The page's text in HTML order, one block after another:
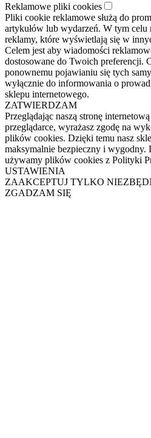
Reklamowe pliki cookies
Pliki cookie reklamowe służą do
artykułów lub wydarzeń. W tym
reklamy, które wyświetlają się w
Celem jest aby wiadomości
dostosowane do Twoich preferencji.
ponownemu pojawianiu się tych
wyłącznie do informowania o
sklepu internetowego.
ZATWIERDZAM
Przeglądając naszą stronę
przeglądarce, wyrażasz zgodę na
plików cookies. Dzięki temu nasz
maksymalnie bezpieczny i
używamy plików cookies z Polityki
USTAWIENIA
ZAAKCEPTUJ TYLKO
ZGADZAM SIĘ